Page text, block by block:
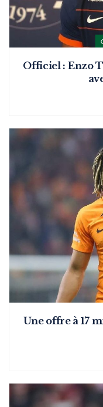
Officiel : Enzo
Une offre à 17